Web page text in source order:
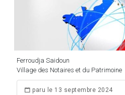
Ferroudja Saidoun
Village des Notaires et du Patrimoine
paru le 13 septembre 2024